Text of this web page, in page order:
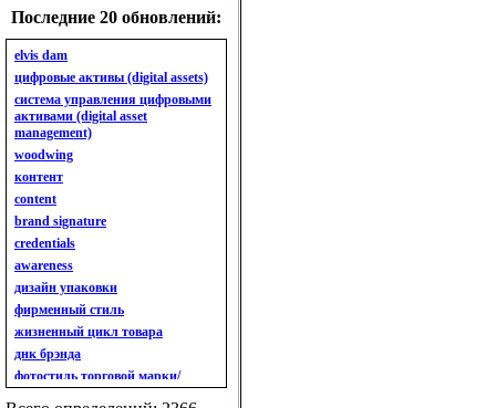
анализ бизнес-портфеля
анализ имиджа
анализ кластерный
анализ конкурентов
анализ кросс-культурных
особенностей
анализ мак кинси «7s»
анализ макросистемы
анализ маркетинговый
анализ рынка
анализ ситуационный
анализ экспертный
индивидуальный
анкета
ассортимент
ассортимент товарный.
планирование товарного
ассортимента
ассортимент. глубина
Последние 20 обновлений:
elvis dam
цифровые активы (digital assets)
система управления цифровыми
активами (digital asset
management)
woodwing
контент
content
brand signature
credentials
awareness
дизайн упаковки
фирменный стиль
жизненный цикл товара
днк брэнда
фотостиль торговой марки/
линейки продукции